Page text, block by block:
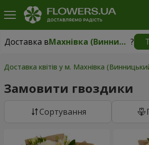
Доставка в Махнівка (Винницький р-н) ?
Доставка вМахнівка (Винницький
Доставка квітів у м. Махнівка
Замовити гвоздики
Сортування